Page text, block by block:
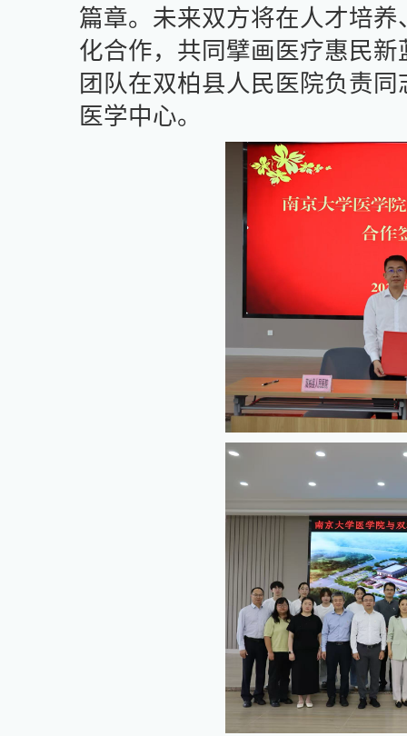
篇章。未来双方将在人才培
化合作，共同擘画医疗惠民
团队在双柏县人民医院负责
医学中心。